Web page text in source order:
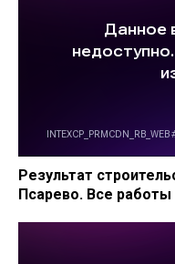
Результат
Псарево. Все